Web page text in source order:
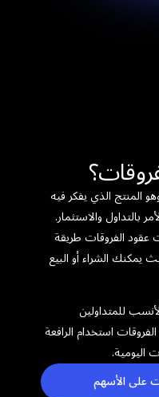
المنتج الذي يفكر فيه
بالتداول والاستثمار.
عقود الفروقات طريقة
يمكنك الشراء أو البيع
للمتداولين
استخدام الرافعة
اليومية.
على الأسهم